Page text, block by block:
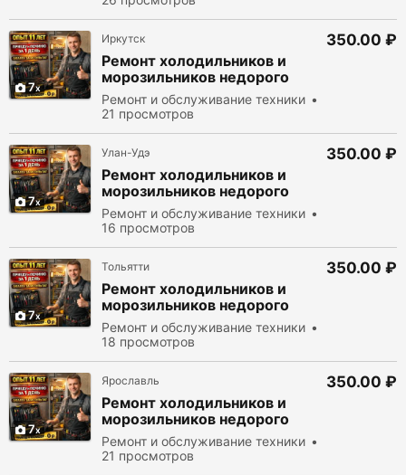
7
Иркутск
Ремонт холодильников и
морозильников недорого
Ремонт и обслуживание техники
21 просмотров
350.00 ₽
7
Улан-Удэ
Ремонт холодильников и
морозильников недорого
Ремонт и обслуживание техники
16 просмотров
350.00 ₽
7
Тольятти
Ремонт холодильников и
морозильников недорого
Ремонт и обслуживание техники
18 просмотров
350.00 ₽
7
Ярославль
Ремонт холодильников и
морозильников недорого
Ремонт и обслуживание техники
21 просмотров
350.00 ₽